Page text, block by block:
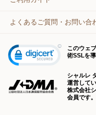
よくあるご質問・お問い合
このウェ
術SSLを
シャルレ
運営してい
株式会社
会員です。